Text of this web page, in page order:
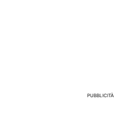
PUBBLICITÀ